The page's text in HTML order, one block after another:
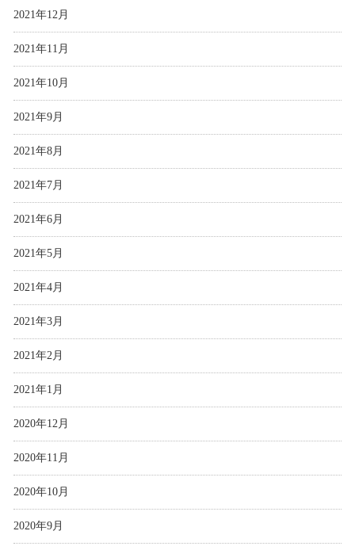
2021年12月
2021年11月
2021年10月
2021年9月
2021年8月
2021年7月
2021年6月
2021年5月
2021年4月
2021年3月
2021年2月
2021年1月
2020年12月
2020年11月
2020年10月
2020年9月